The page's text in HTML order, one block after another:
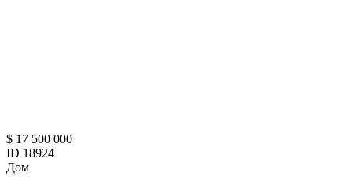
$ 17 500 000
ID 18924
Дом